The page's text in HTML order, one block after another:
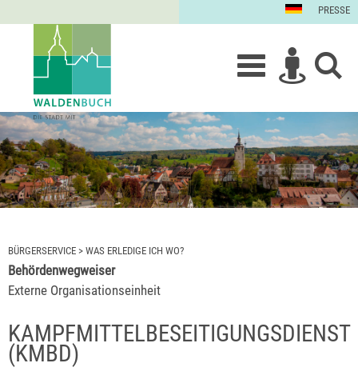
PRESSE
BÜRGERSERVICE > WAS ERLEDIGE ICH WO?
Behördenwegweiser
Externe Organisationseinheit
KAMPFMITTELBESEITIGUNGSDIENST
(KMBD)